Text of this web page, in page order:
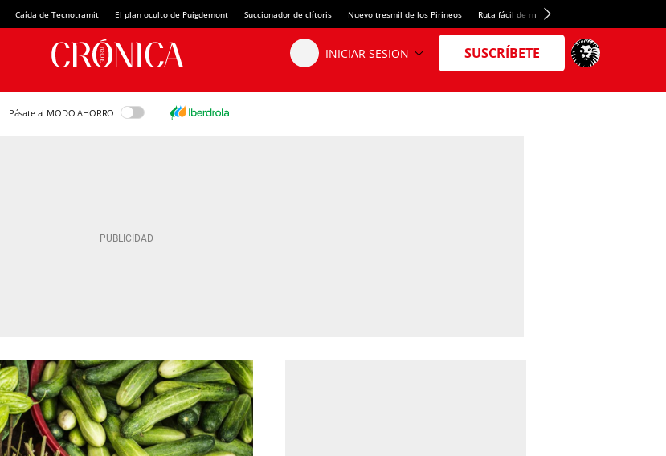
Caída de Tecnotramit El plan oculto de Puigdemont Succionador de clítoris Nuevo tresmil de los Pirineos Ruta fácil de montaña
Pásate al MODO AHORRO